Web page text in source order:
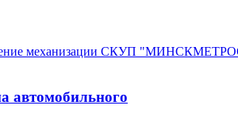
механизации СКУП
автомобильного